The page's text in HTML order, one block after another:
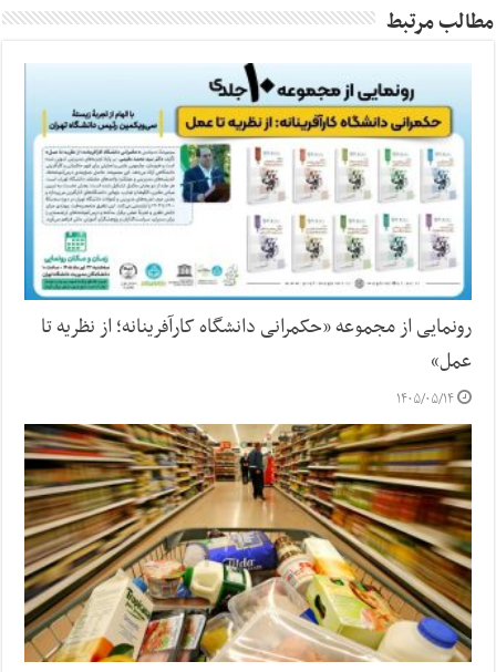
مطالب مرتبط
رونمایی از مجموعه «حکمرانی دانشگاه کارآفرینانه؛ از نظریه تا
عمل»
۱۴۰۵/۰۵/۱۴